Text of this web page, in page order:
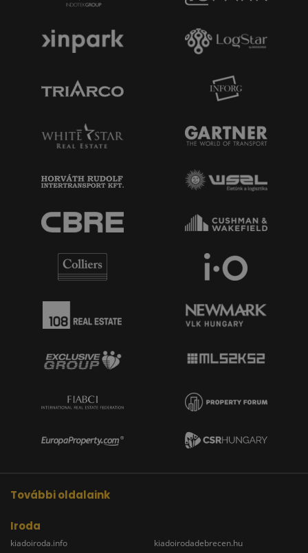
További oldalaink
Iroda
kiadoiroda.info
kiadoirodadebrecen.hu